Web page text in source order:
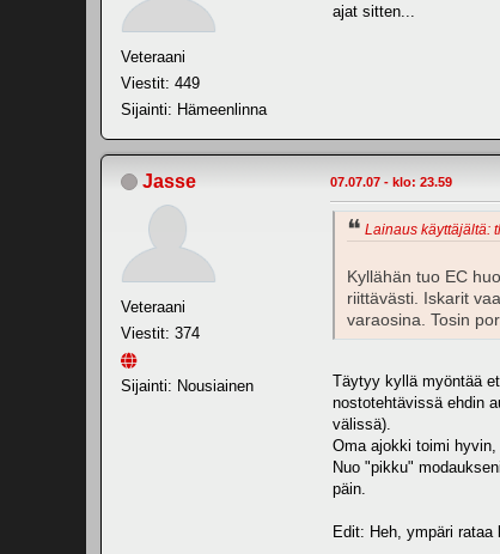
Veteraani
Viestit: 449
Sijainti: Hämeenlinna
ajat sitten...
Jasse
Veteraani
Viestit: 374
Sijainti: Nousiainen
07.07.07 - klo: 23.59
Lainaus käyttäjältä:
Kyllähän tuo EC
riittävästi. Iskarit
varaosina. Tosin
Täytyy kyllä myöntää
nostotehtävissä ehdin
välissä).
Oma ajokki toimi
Nuo "pikku"
päin.
Edit: Heh, ympäri